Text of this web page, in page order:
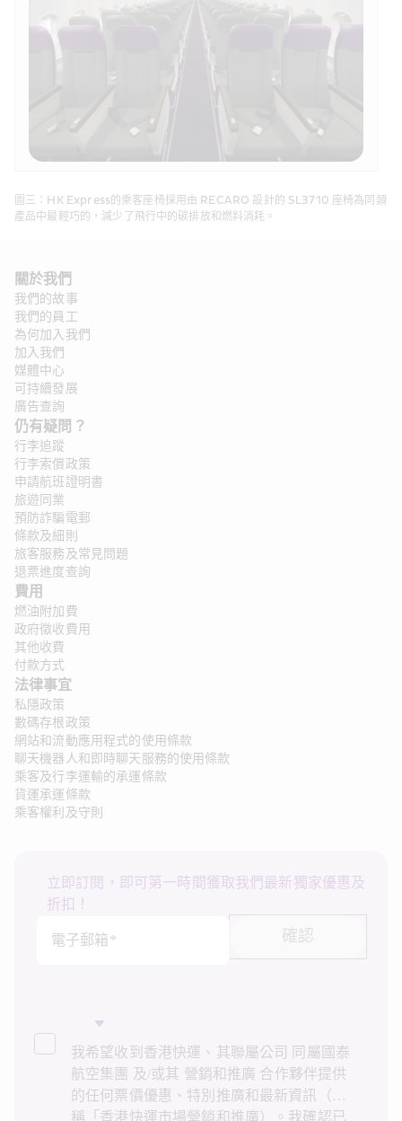
圖三：HK Express的乘客座椅採用由 RECARO 設計的 SL3710 座椅為同類
產品中最輕巧的，減少了飛行中的碳排放和燃料消耗。
關於我們
我們的故事
我們的員工
為何加入我們
加入我們
媒體中心
可持續發展
廣告查詢
仍有疑問？
行李追蹤
行李索償政策
申請航班證明書
旅遊同業
預防詐騙電郵
條款及細則
旅客服務及常見問題
退票進度查詢
費用
燃油附加費
政府徵收費用
其他收費
付款方式
法律事宜
私隱政策
數碼存根政策
網站和流動應用程式的使用條款
聊天機器人和即時聊天服務的使用條款
乘客及行李運輸的承運條款
貨運承運條款
乘客權利及守則
立即訂閱，即可第一時間獲取我們最新獨家優惠及
折扣！
電子郵箱*
確認
我希望收到香港快運、其聯屬公司 同屬國泰
航空集團 及/或其 營銷和推廣 合作夥伴提供
的任何票價優惠、特別推廣和最新資訊（統